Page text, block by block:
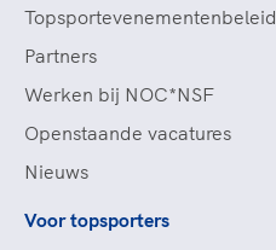
Topsportevenementenbeleid
Partners
Werken bij NOC*NSF
Openstaande vacatures
Nieuws
Voor topsporters